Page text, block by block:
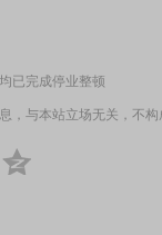
已完成停业整顿
，与本站立场无关，不构